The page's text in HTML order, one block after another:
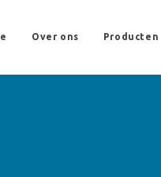
Over ons Producten